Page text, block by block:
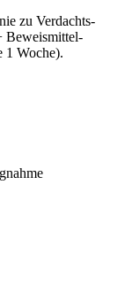
zu Verdachts-
Beweismittel-
1 Woche).